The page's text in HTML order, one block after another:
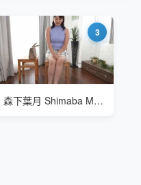
3
森下葉月 Shimaba Mori JRZE-130 成熟已婚女士的独奏